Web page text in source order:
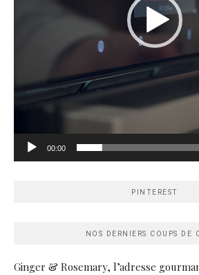
00:00
PINTEREST
NOS DERNIERS COUPS DE
Ginger & Rosemary, l’adresse